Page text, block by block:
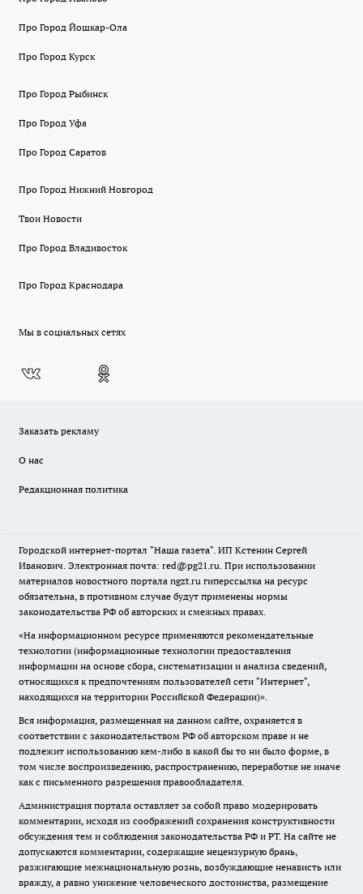
Про Город Йошкар-Ола
Про Город Курск
Про Город Рыбинск
Про Город Уфа
Про Город Саратов
Про Город Нижний Новгород
Твои Новости
Про Город Владивосток
Про Город Краснодара
Мы в социальных сетях
Заказать рекламу
О нас
Редакционная политика
Городской интернет-портал "Наша газета". ИП Кстенин Сергей
Иванович. Электронная почта: red@pg21.ru. При использовании
материалов новостного портала ngzt.ru гиперссылка на ресурс
обязательна, в противном случае будут применены нормы
законодательства РФ об авторских и смежных правах.
«На информационном ресурсе применяются рекомендательные
технологии (информационные технологии предоставления
информации на основе сбора, систематизации и анализа сведений,
относящихся к предпочтениям пользователей сети "Интернет",
находящихся на территории Российской Федерации)».
Вся информация, размещенная на данном сайте, охраняется в
соответствии с законодательством РФ об авторском праве и не
подлежит использованию кем-либо в какой бы то ни было форме, в
том числе воспроизведению, распространению, переработке не иначе
как с письменного разрешения правообладателя.
Администрация портала оставляет за собой право модерировать
комментарии, исходя из соображений сохранения конструктивности
обсуждения тем и соблюдения законодательства РФ и РТ. На сайте не
допускаются комментарии, содержащие нецензурную брань,
разжигающие межнациональную рознь, возбуждающие ненависть или
вражду, а равно унижение человеческого достоинства, размещение